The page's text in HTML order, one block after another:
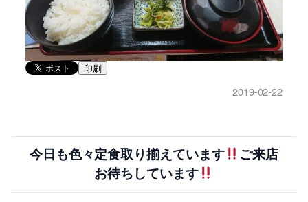
印刷
2019-02-22
今日も色々定食取り揃えています
ご来店
お待ちしています